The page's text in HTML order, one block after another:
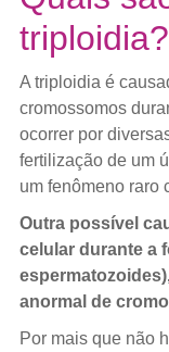
triploidia?
A triploidia é
cromossomos
ocorrer por
fertilização de um
um fenômeno raro
Outra possível
celular durante a
anormal de
Por mais que não